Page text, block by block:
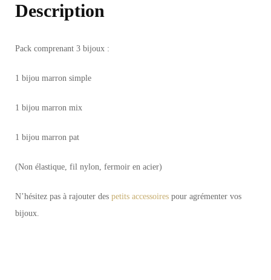
Description
Pack comprenant 3 bijoux :
1 bijou marron simple
1 bijou marron mix
1 bijou marron pat
(Non élastique, fil nylon, fermoir en acier)
N’hésitez pas à rajouter des petits accessoires pour agrémenter vos
bijoux.